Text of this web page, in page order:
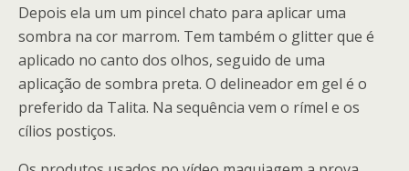
Depois ela um um pincel chato para aplicar uma
sombra na cor marrom. Tem também o glitter que é
aplicado no canto dos olhos, seguido de uma
aplicação de sombra preta. O delineador em gel é o
preferido da Talita. Na sequência vem o rímel e os
cílios postiços.